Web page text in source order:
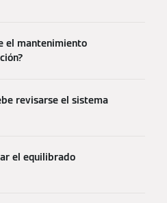
el mantenimiento
revisarse el sistema
el equilibrado